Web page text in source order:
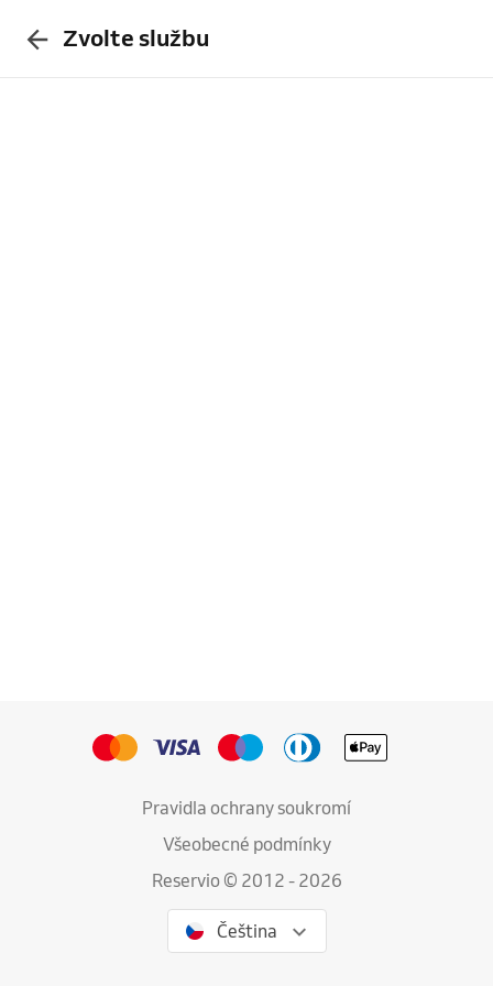
Zvolte službu
Pravidla ochrany soukromí
Všeobecné podmínky
Reservio © 2012 - 2026
Čeština